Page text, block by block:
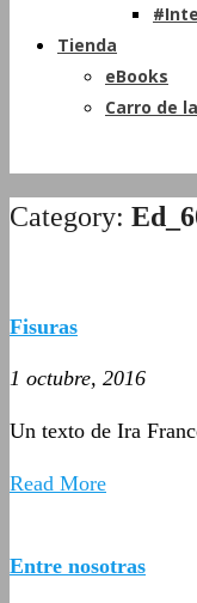
Tienda
eBooks
Carro de
Category:
Fisuras
1 octubre, 2016
Un texto de Ira
Read More
Entre nosotras